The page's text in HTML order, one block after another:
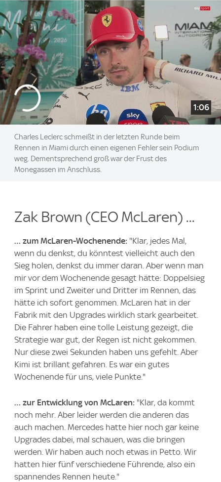
1:06
Charles Leclerc schmeißt in der letzten Runde beim
Rennen in Miami durch einen eigenen Fehler sein Podium
weg. Dementsprechend groß war der Frust des
Monegassen im Anschluss.
Zak Brown (CEO McLaren) ...
… zum McLaren-Wochenende: "Klar, jedes Mal,
wenn du denkst, du könntest vielleicht auch den
Sieg holen, denkst du immer daran. Aber wenn man
mir vor dem Wochenende gesagt hätte: Doppelsieg
im Sprint und Zweiter und Dritter im Rennen, das
hätte ich sofort genommen. McLaren hat in der
Fabrik mit den Upgrades wirklich stark gearbeitet.
Die Fahrer haben eine tolle Leistung gezeigt, die
Strategie war gut, der Regen ist nicht gekommen.
Nur diese zwei Sekunden haben uns gefehlt. Aber
Kimi ist brillant gefahren. Es war ein gutes
Wochenende für uns, viele Punkte."
… zur Entwicklung von McLaren: "Klar, da kommt
noch mehr. Aber leider werden die anderen das
auch machen. Mercedes hatte hier noch gar keine
Upgrades dabei, mal schauen, was die bringen
werden. Wir haben auch noch etwas in Petto. Wir
hatten hier fünf verschiedene Führende, also ein
spannendes Rennen heute."